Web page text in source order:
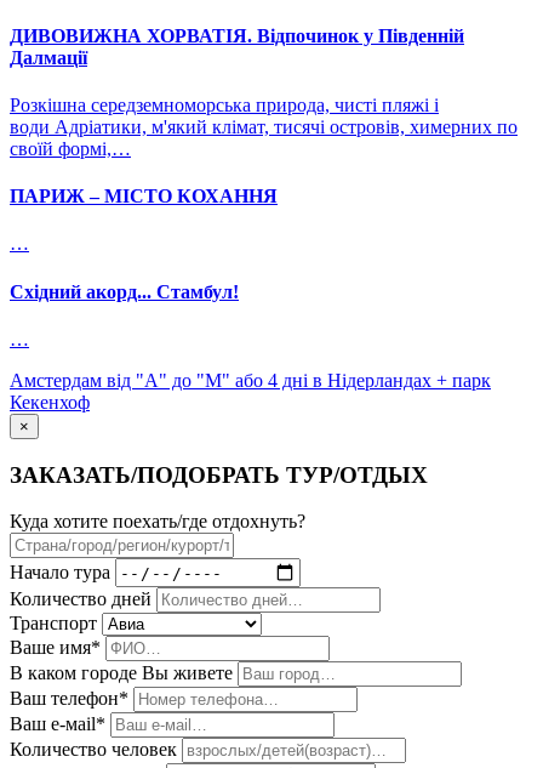
ДИВОВИЖНА ХОРВАТІЯ. Відпочинок у Південній
Далмації
Розкішна середземноморська природа, чисті пляжі і
води Адріатики, м'який клімат, тисячі островів, химерних по
своїй формі,…
ПАРИЖ – МІСТО КОХАННЯ
…
Східний акорд... Стамбул!
…
Амстердам від "А" до "М" або 4 дні в Нідерландах + парк
Кекенхоф
×
ЗАКАЗАТЬ/ПОДОБРАТЬ ТУР/ОТДЫХ
Куда хотите поехать/где отдохнуть?
Начало тура
Количество дней
Транспорт
Ваше имя*
В каком городе Вы живете
Ваш телефон*
Ваш е-мail*
Количество человек